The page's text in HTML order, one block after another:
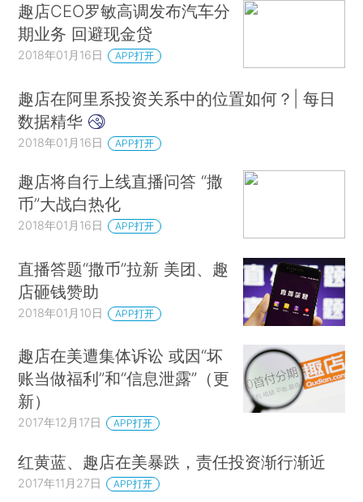
趣店CEO罗敏高调发布汽车分
期业务 回避现金贷
2018年01月16日 APP打开
趣店在阿里系投资关系中的位置如何？| 每日
数据精华
2018年01月16日 APP打开
趣店将自行上线直播问答 “撒
币”大战白热化
2018年01月16日 APP打开
直播答题“撒币”拉新 美团、趣
店砸钱赞助
2018年01月10日 APP打开
趣店在美遭集体诉讼 或因“坏
账当做福利”和“信息泄露”（更
新）
2017年12月17日 APP打开
红黄蓝、趣店在美暴跌，责任投资渐行渐近
2017年11月27日 APP打开